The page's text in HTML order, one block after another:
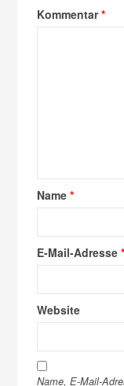
Kommentar*
Name*
E-Mail-Adresse*
Website
Name, E-Mail-